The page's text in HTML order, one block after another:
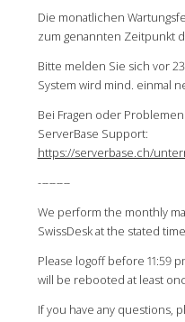
Die monatlichen
zum genannten Zeitpunkt
Bitte melden Sie sich vor
System wird mind. einmal
Bei Fragen oder
ServerBase Support:
https://serverbase.ch/
---------
We perform the monthly
SwissDesk at the stated
Please logoff before 11:59
will be rebooted at least
If you have any questions,